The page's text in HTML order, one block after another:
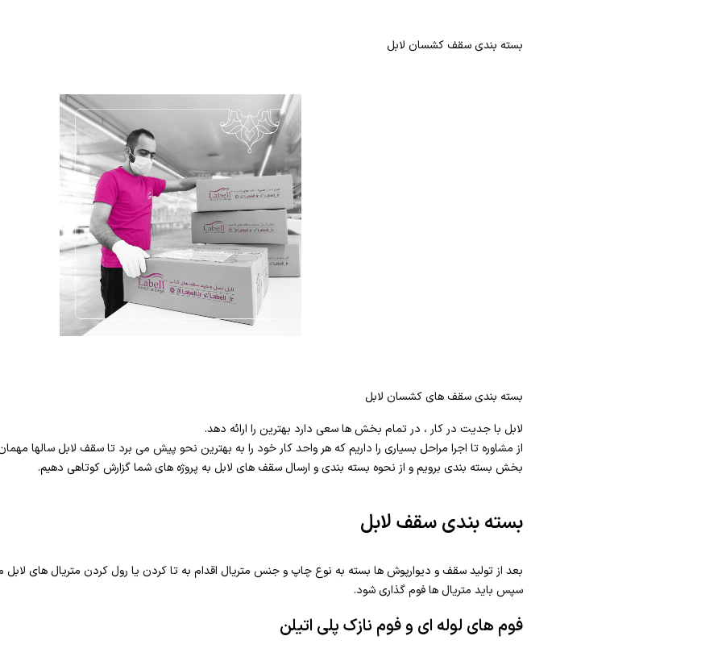
بسته بندی سقف کشسان لابل
بسته بندی سقف های کشسان لابل
لابل با جدیت در کار ، در تمام بخش ها سعی دارد بهترین را ارائه دهد.
از مشاوره تا اجرا مراحل بسیاری را داریم که هر واحد کار خود را به بهترین نحو پیش می برد تا سقف لابل سالها
بخش بسته بندی برویم و از نحوه بسته بندی و ارسال سقف های لابل به پروژه های شما گزارش کوتاهی دهیم.
بسته بندی سقف لابل
بعد از تولید سقف و دیوارپوش ها بسته به نوع چاپ و جنس متریال اقدام به تا کردن یا رول کردن متریال های لابل
سپس باید متریال ها فوم گذاری شود.
فوم های لوله ای و فوم نازک پلی اتیلن